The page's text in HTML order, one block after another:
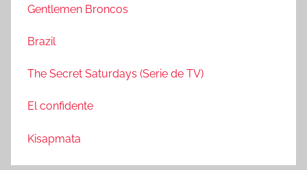
:Gentlemen Broncos
Brazil
The Secret Saturdays (Serie de TV)
El confidente
Kisapmata